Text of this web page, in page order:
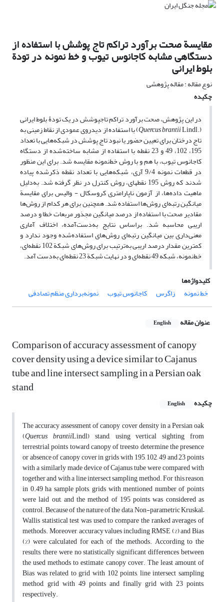
مقایسة صحت برآورد تراکم تاج پوشش با استفاده از
دستگاهی مشابه کاجانوس تیوب و خط نمونه در تودة
بلوط ایرانی
نوع مقاله : مقاله پژوهشی
چکیده
در این پژوهش، صحت برآورد تراکم تاج‎پوشش در یک تودۀ بلوط ایرانی
(.
Quercus brantiiLindl) با استفاده از دیدروی عمودی از نقاط زمینی به
تاج درختان برای تعیین حضور یا نبود تاج پوشش در شبکه‌هایی با تعداد
195، 102، 49 و 23 نقطه با استفاده از مشابه ساخته‌شده از دستگاه
کاجانوس تیوب، با هم و با روش خط‌نمونه مقایسه شد. برای این منظور
در قطعات نمونه 9/4 آری، شبکه‌هایی با تعداد نقطه ذکرشده پیاده
شدند که روش 195 نقطه‏ای، روش کنترل در نظر گرفته شد. به‌دلیل
ماهیت داده‌ها، از آزمون‌ ناپارامتری کروسکال - والیس برای مقایسة
میانگین رتبه‌ای روش‌ها استفاده شد. همچنین برای هر کدام از روش‌ها
مقادیر صحت با استفاده از درصد میانگین مجذور مربعات خطا و درصد
اریبی محاسبه شد. براساس نتایج به‌دست‌آمده، اختلاف آماری
معنی‌داری بین میانگین رتبه‌ای روش‌های استفاده‌شده وجود ندارد و
کمترین مقدار درصد اریبی به‌ترتیب برای روش‌های شبکة 102 نقطه‌ای،
خط‌نمونه، شبکه 49 نقطه‌ای و در نهایت شبکة 23 نقطه‌ای به‌دست آمد.
کلیدواژه‌ها
خط نمونه
زاگرس کاجانوس تیوب نمونه‌برداری منظم تصادفی
عنوان مقاله English
Comparison of accuracy assessment of canopy
cover density using a device similar to Cajanus
tube and line intersect sampling in a Persian oak
stand
چکیده English
The accuracy assessment of canopy cover density in a Persian oak
(Quercus brantiiLindl) stand, using vertical sighting from
terrestrial points toward canopy of treesto determine the presence
or absence of canopy cover in grids with 195, 102, 49 and 23 points
with a similarly made device of Cajanus tube were compared with
together and with a line intersect sampling method. For this reason,
in 0.49 ha sample plots, grids with mentioned number of points
were laid out, and the method of 195 points was considered as
control. Because of the nature of the data, Non-parametric Kruskal–
Wallis statistical test was used to compare the ranked averages of
methods. Moreover, accuracy values including RMSE (%) and Bias
(%) were calculated for each of the methods. According to the
results, there were no statistically significant differences between
the used methods to estimate canopy cover. The least amount of
Bias was related to grid with 102 points, line intersect sampling
method, grid with 49 points and finally grid with 23 points,
respectively.